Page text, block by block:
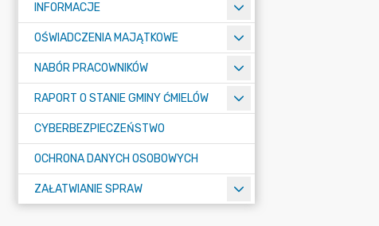
INFORMACJE
OŚWIADCZENIA MAJĄTKOWE
NABÓR PRACOWNIKÓW
RAPORT O STANIE GMINY ĆMIELÓW
CYBERBEZPIECZEŃSTWO
OCHRONA DANYCH OSOBOWYCH
ZAŁATWIANIE SPRAW